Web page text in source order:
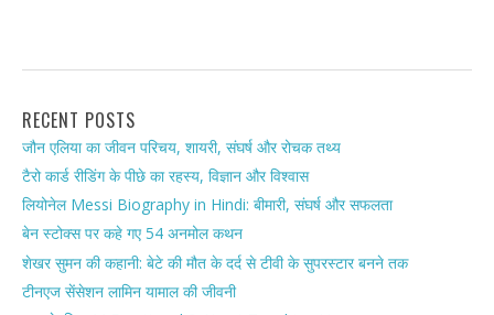
RECENT POSTS
जौन एलिया का जीवन परिचय, शायरी, संघर्ष और रोचक तथ्य
टैरो कार्ड रीडिंग के पीछे का रहस्य, विज्ञान और विश्वास
लियोनेल Messi Biography in Hindi: बीमारी, संघर्ष और सफलता
बेन स्टोक्स पर कहे गए 54 अनमोल कथन
शेखर सुमन की कहानी: बेटे की मौत के दर्द से टीवी के सुपरस्टार बनने तक
टीनएज सेंसेशन लामिन यामाल की जीवनी